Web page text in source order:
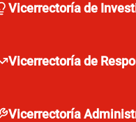
Vicerrectoría de
Vicerrectoría de
Vicerrectoría